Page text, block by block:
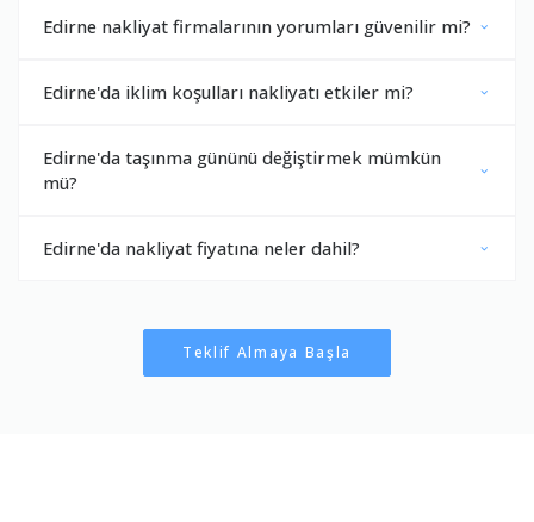
Edirne nakliyat firmalarının yorumları güvenilir mi?
Edirne'da iklim koşulları nakliyatı etkiler mi?
Edirne'da taşınma gününü değiştirmek mümkün
mü?
Edirne'da nakliyat fiyatına neler dahil?
Teklif Almaya Başla